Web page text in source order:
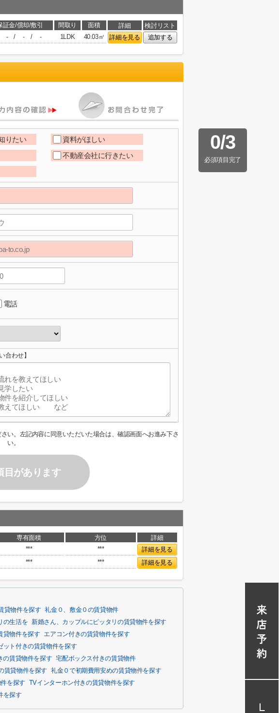
金/償却/敷引 間取り 面積 詳細
検討リスト
- / - / - 1LDK 40.03㎡ 詳細を見る 追加する
0/3
必須項目完了
りたい
資料がほしい
不動産会社に行きたい
電話
合わせ】
い。左記内容に同意いただいた場合は、確認画面へお進み下さ
い。
目があります
専有面積 方位
詳細
*** ***
詳細を見る
*** *** 詳細を見る
貸物件を探す
礼金０、敷金０の賃貸物件
の生活を
新婚さん、カップルにピッタリの賃貸物件を探す
貸物件を探す
エアコン付きの賃貸物件を探す
ット付きの賃貸物件を探す
の賃貸物件を探す 宅配ボックス付きの賃貸物件
賃貸物件を探す
礼金０で初期費用安めの賃貸物件を探す
を探す
TVインターホン付きの賃貸物件を探す
を探す